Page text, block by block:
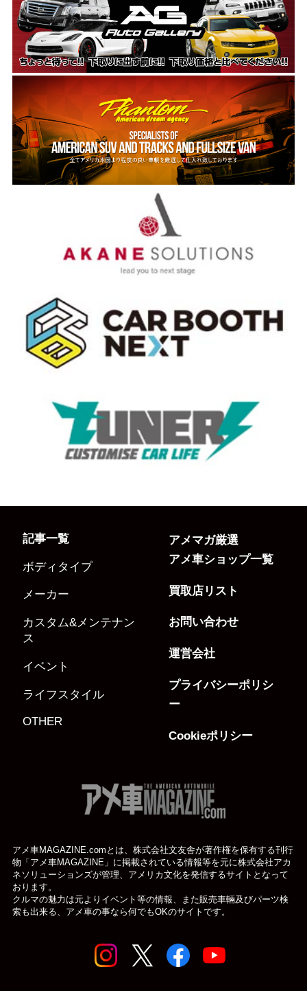
記事一覧
ボディタイプ
メーカー
カスタム&メンテナン
ス
イベント
ライフスタイル
OTHER
アメマガ厳選
アメ車ショップ一覧
買取店リスト
お問い合わせ
運営会社
プライバシーポリシ
ー
Cookieポリシー
アメ車MAGAZINE.comとは、株式会社文友舎が著作権を保有する刊行
物「アメ車MAGAZINE」に掲載されている情報等を元に株式会社アカ
ネソリューションズが管理、アメリカ文化を発信するサイトとなって
おります。
クルマの魅力は元よりイベント等の情報、また販売車輛及びパーツ検
索も出来る、アメ車の事なら何でもOKのサイトです。